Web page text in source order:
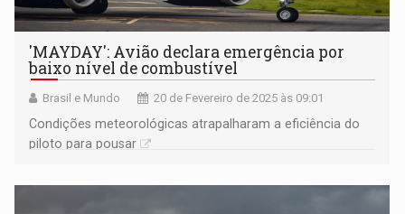
'MAYDAY': Avião declara emergência por
baixo nível de combustível
Brasil e Mundo 20 de Fevereiro de 2025 às 09:01
Condições meteorológicas atrapalharam a eficiência do
piloto para pousar